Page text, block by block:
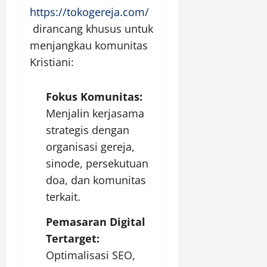
https://tokogereja.com/
dirancang khusus untuk
menjangkau komunitas
Kristiani:
Fokus Komunitas:
Menjalin kerjasama
strategis dengan
organisasi gereja,
sinode, persekutuan
doa, dan komunitas
terkait.
Pemasaran Digital
Tertarget:
Optimalisasi SEO,